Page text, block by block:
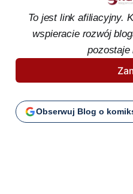
To jest link afiliacyjny.
wspieracie rozwój
pozostaje
Obserwuj Blog o